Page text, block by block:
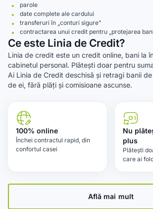
parole
date complete ale cardului
transferuri în „conturi sigure"
contractarea unui credit pentru „protejarea
Ce este Linia de Credit?
Linia de credit este un credit online, bani la
cabinetul personal. Plătești doar pentru
Ai Linia de Credit deschisă și retragi banii
de ei, fără plăți și comisioane ascunse.
100% online
Închei contractul rapid, din
confortul casei
Nu
plus
Plătești
care ai
Află mai mult